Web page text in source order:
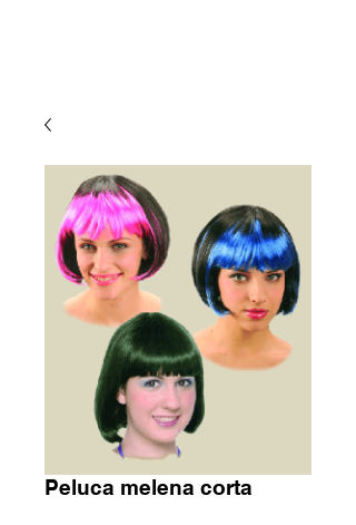
Peluca melena corta